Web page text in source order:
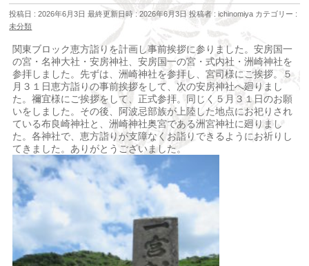
投稿日 : 2026年6月3日 最終更新日時 : 2026年6月3日 投稿者 :ichinomiya カテゴリー :
未分類
関東ブロック恵方詣りを計画し事前挨拶に参りました。安房国一
の宮・名神大社・安房神社、安房国一の宮・式内社・洲崎神社を
参拝しました。先ずは、洲崎神社を参拝し、宮司様にご挨拶。５
月３１日恵方詣りの事前挨拶をして、次の安房神社へ廻りまし
た。禰宜様にご挨拶をして、正式参拝。同じく５月３１日のお願
いをしました。その後、阿波忌部族が上陸した地点にお祀りされ
ている布良崎神社と、洲崎神社奥宮である洲宮神社に廻りまし
た。各神社で、恵方詣りが支障なくお詣りできるようにお祈りし
てきました。ありがとうございました。